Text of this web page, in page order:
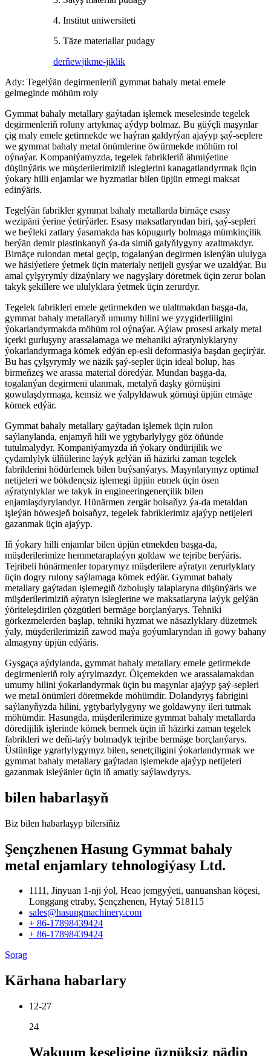
4. Institut uniwersiteti
5. Täze materiallar pudagy
derňewjikme-jiklik
Ady: Tegelýän degirmenleriň gymmat bahaly metal emele
gelmeginde möhüm roly
Gymmat bahaly metallary gaýtadan işlemek meselesinde tegelek
degirmenleriň roluny artykmaç aýdyp bolmaz. Bu güýçli maşynlar
çig maly emele getirmekde we haýran galdyrýan ajaýyp şaý-seplere
we gymmat bahaly metal önümlerine öwürmekde möhüm rol
oýnaýar. Kompaniýamyzda, tegelek fabrikleriň ähmiýetine
düşünýäris we müşderilerimiziň isleglerini kanagatlandyrmak üçin
ýokary hilli enjamlar we hyzmatlar bilen üpjün etmegi maksat
edinýäris.
Tegelýän fabrikler gymmat bahaly metallarda birnäçe esasy
wezipäni ýerine ýetirýärler. Esasy maksatlaryndan biri, şaý-sepleri
we beýleki zatlary ýasamakda has köpugurly bolmaga mümkinçilik
berýän demir plastinkanyň ýa-da simiň galyňlygyny azaltmakdyr.
Birnäçe rulondan metal geçip, togalanýan degirmen islenýän ululyga
we häsiýetlere ýetmek üçin materialy netijeli gysýar we uzaldýar. Bu
amal çylşyrymly dizaýnlary we nagyşlary döretmek üçin zerur bolan
takyk şekillere we ululyklara ýetmek üçin zerurdyr.
Tegelek fabrikleri emele getirmekden we ulaltmakdan başga-da,
gymmat bahaly metallaryň umumy hilini we yzygiderliligini
ýokarlandyrmakda möhüm rol oýnaýar. Aýlaw prosesi arkaly metal
içerki gurluşyny arassalamaga we mehaniki aýratynlyklaryny
ýokarlandyrmaga kömek edýän ep-esli deformasiýa başdan geçirýär.
Bu has çylşyrymly we näzik şaý-sepler üçin ideal bolup, has
birmeňzeş we arassa material döredýär. Mundan başga-da,
togalanýan degirmeni ulanmak, metalyň daşky görnüşini
gowulaşdyrmaga, kemsiz we ýalpyldawuk görnüşi üpjün etmäge
kömek edýär.
Gymmat bahaly metallary gaýtadan işlemek üçin rulon
saýlanylanda, enjamyň hili we ygtybarlylygy göz öňünde
tutulmalydyr. Kompaniýamyzda iň ýokary öndürijilik we
çydamlylyk ülňülerine laýyk gelýän iň häzirki zaman tegelek
fabriklerini hödürlemek bilen buýsanýarys. Maşynlarymyz optimal
netijeleri we bökdençsiz işlemegi üpjün etmek üçin ösen
aýratynlyklar we takyk in engineeringenerçilik bilen
enjamlaşdyrylandyr. Hünärmen zergär bolsaňyz ýa-da metaldan
işleýän höwesjeň bolsaňyz, tegelek fabriklerimiz ajaýyp netijeleri
gazanmak üçin ajaýyp.
Iň ýokary hilli enjamlar bilen üpjün etmekden başga-da,
müşderilerimize hemmetaraplaýyn goldaw we tejribe berýäris.
Tejribeli hünärmenler toparymyz müşderilere aýratyn zerurlyklary
üçin dogry rulony saýlamaga kömek edýär. Gymmat bahaly
metallary gaýtadan işlemegiň özboluşly talaplaryna düşünýäris we
müşderilerimiziň aýratyn isleglerine we maksatlaryna laýyk gelýän
ýöriteleşdirilen çözgütleri bermäge borçlanýarys. Tehniki
görkezmelerden başlap, tehniki hyzmat we näsazlyklary düzetmek
ýaly, müşderilerimiziň zawod maýa goýumlaryndan iň gowy bahany
almagyny üpjün edýäris.
Gysgaça aýdylanda, gymmat bahaly metallary emele getirmekde
degirmenleriň roly aýrylmazdyr. Ölçemekden we arassalamakdan
umumy hilini ýokarlandyrmak üçin bu maşynlar ajaýyp şaý-sepleri
we metal önümleri döretmekde möhümdir. Dolandyryş fabrigini
saýlanyňyzda hilini, ygtybarlylygyny we goldawyny ileri tutmak
möhümdir. Hasungda, müşderilerimize gymmat bahaly metallarda
döredijilik işlerinde kömek bermek üçin iň häzirki zaman tegelek
fabrikleri we deňi-taýy bolmadyk tejribe bermäge borçlanýarys.
Üstünlige ygrarlylygymyz bilen, senetçiligini ýokarlandyrmak we
gymmat bahaly metallary gaýtadan işlemekde ajaýyp netijeleri
gazanmak isleýänler üçin iň amatly saýlawdyrys.
bilen habarlaşyň
Biz bilen habarlaşyp bilersiňiz
Şençzhenen Hasung Gymmat bahaly
metal enjamlary tehnologiýasy Ltd.
1111, Jinyuan 1-nji ýol, Heao jemgyýeti, uanuanshan köçesi,
Longgang etraby, Şençzhenen, Hytaý 518115
sales@hasungmachinery.com
+ 86-17898439424
+ 86-17898439424
Sorag
Kärhana habarlary
12-27
24
Wakuum keseligine üznüksiz nädip